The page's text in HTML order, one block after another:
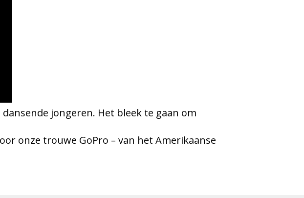
jongeren. Het bleek te gaan om
onze trouwe GoPro – van het Amerikaanse